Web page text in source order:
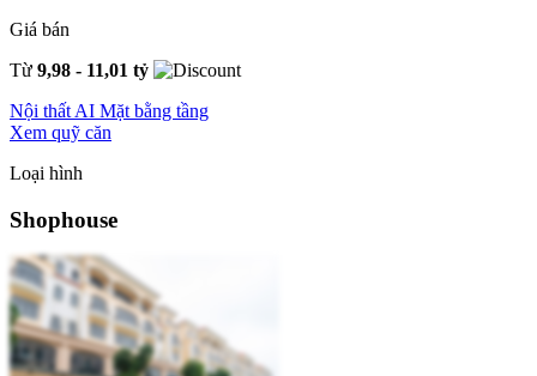
Giá bán
Từ 9,98 - 11,01 tỷ
Nội thất AI Mặt bằng tầng
Xem quỹ căn
Loại hình
Shophouse